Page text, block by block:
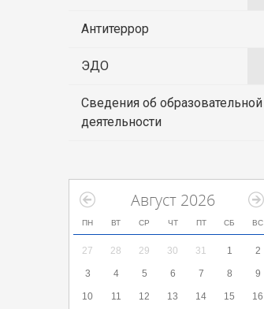
Антитеррор
ЭДО
Сведения об образовательной
деятельности
Август 2026
ПН ВТ СР ЧТ ПТ СБ ВС
27 28 29 30 31 1 2
3 4 5 6 7 8 9
10 11 12 13 14 15 16